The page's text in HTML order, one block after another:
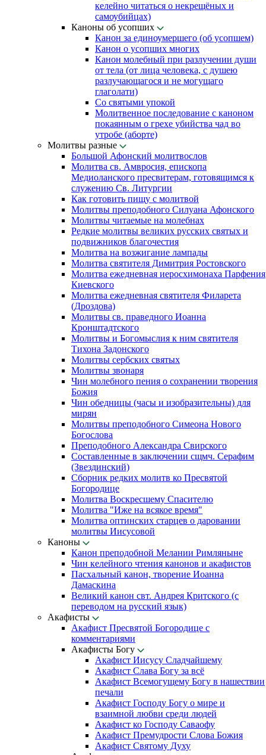
келейно читаться о некрещёных и
самоубийцах)
Каноны об усопших
Канон за единоумершего (об усопшем)
Канон о усопших многих
Канон молебный при разлучении души
от тела (от лица человека, с душею
разлучающагося и не могущаго
глаголати)
Со святыми упокой
Молитвенное последование с каноном
покаянным о грехе убийства чад во
утробе (аборте)
Молитвы разные
Большой Афонский молитвослов
Молитва св. Амвросия, епископа
Медиоланского пресвитерам, готовящимся к
служению Св. Литургии
Как готовить пищу с молитвой
Молитвы преподобного Силуана Афонского
Молитвы читаемые на молебнах
Редкие молитвы великих русских святых и
подвижников благочестия
Молитва на возжигание лампады
Молитва святителя Димитрия Ростовского
Молитва ежедневная иеросхимонаха Парфения
Киевского
Молитва ежедневная святителя Филарета
(Дроздова)
Молитвы св. праведного Иоанна
Кронштадтского
Молитвы и Богомыслия к ним святителя
Тихона Задонского
Молитвы сербских святых
Молитвы звонаря
Чин молебного пения о сохранении творения
Божия
Чин обедницы (часы и изобразительны) для
мирян
Молитвы преподобного Симеона Нового
Богослова
Преподобного Александра Свирского
Составленные в заключении сщмч. Серафим
(Звездинский)
Сборник редких молитв ко Пресвятой
Богородице
Молитва Воскресшему Спасителю
Молитва "Иже на всякое время"
Молитва оптинских старцев о даровании
молитвы Иисусовой
Каноны
Канон преподобной Мелании Римляныне
Чин келейного чтения канонов и акафистов
Пасхальный канон, творение Иоанна
Дамаскина
Великий канон свт. Андрея Критского (с
переводом на русский язык)
Акафисты
Акафист Пресвятой Богородице с
комментариями
Акафисты Богу
Акафист Иисусу Сладчайшему
Акафист Слава Богу за всё
Акафист Всемогущему Богу в нашествии
печали
Акафист Господу Богу о мире и
взаимной любви среди людей
Акафист ко Господу Саваофу
Акафист Премудрости Слова Божия
Акафист Святому Духу